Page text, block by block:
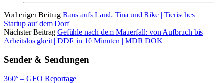
Vorheriger Beitrag Raus aufs Land: Tina und Rike | Tierisches
Startup auf dem Dorf
Nächster Beitrag Gefühle nach dem Mauerfall: von Aufbruch bis
Arbeitslosigkeit | DDR in 10 Minuten | MDR DOK
Sender & Sendungen
360° – GEO Reportage